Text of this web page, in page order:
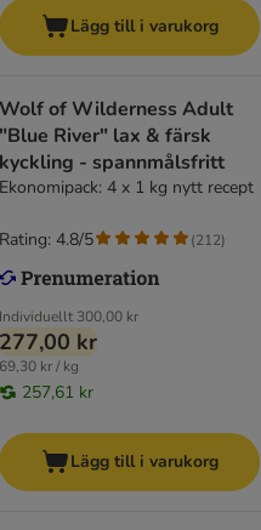
Lägg till i varukorg
Wolf of Wilderness Adult
"Blue River" lax & färsk
kyckling - spannmålsfritt
Ekonomipack: 4 x 1 kg nytt recept
Individuellt 300,00 kr
277,00 kr
69,30 kr / kg
257,61 kr
Rating: 4.8/5 (212)
Lägg till i varukorg